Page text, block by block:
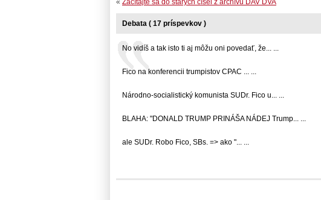
« Začítajte sa do starých čísel z archívu DAV DVA
Debata ( 17 príspevkov )
No vidíš a tak isto ti aj môžu oni povedať, že... ...
Fico na konferencii trumpistov CPAC ... ...
Národno-socialistický komunista SUDr. Fico u... ...
BLAHA: "DONALD TRUMP PRINÁŠA NÁDEJ Trump... ...
ale SUDr. Robo Fico, SBs. => ako "... ...